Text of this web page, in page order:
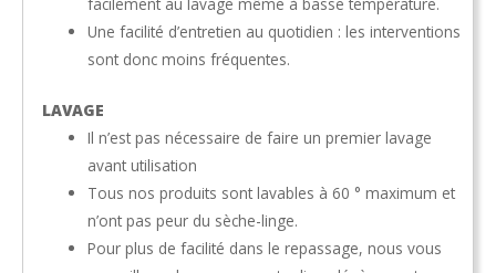
Une facilité d’entretien au quotidien : les interventions
sont donc moins fréquentes.
LAVAGE
Il n’est pas nécessaire de faire un premier lavage
avant utilisation
Tous nos produits sont lavables à 60 ° maximum et
n’ont pas peur du sèche-linge.
Pour plus de facilité dans le repassage, nous vous